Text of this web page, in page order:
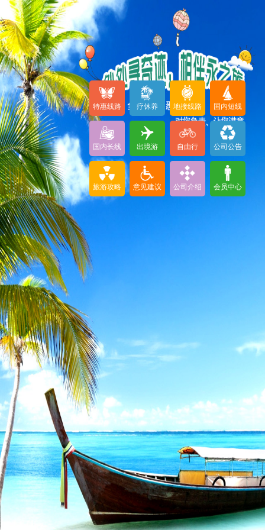
特惠线路 疗休养 地接线路 国内短线
国内长线 出境游 自由行 公司公告
旅游攻略 意见建议 公司介绍 会员中心